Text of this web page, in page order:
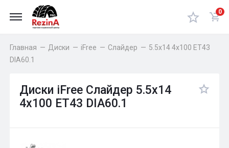
0
Главная — Диски — iFree — Слайдер — 5.5x14 4x100 ET43
DIA60.1
Диски iFree Слайдер 5.5x14
4x100 ET43 DIA60.1